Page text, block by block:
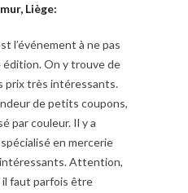
Liège:
l’événement à ne pas
édition. On y trouve de
prix très intéressants.
de petits coupons,
par couleur. Il y a
en mercerie
Attention,
il faut parfois être